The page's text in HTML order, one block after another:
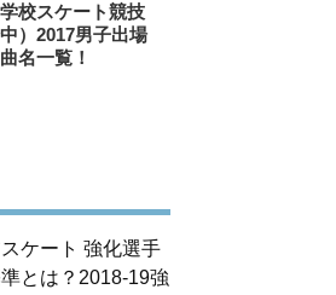
校スケート競技
）2017男子出場
名一覧！
ケート 強化選手
とは？2018-19強